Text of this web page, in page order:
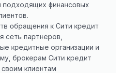
подходящих финансовых
обращения к Сити кредит
сеть партнеров,
кредитные организации и
брокерам Сити кредит
клиентам